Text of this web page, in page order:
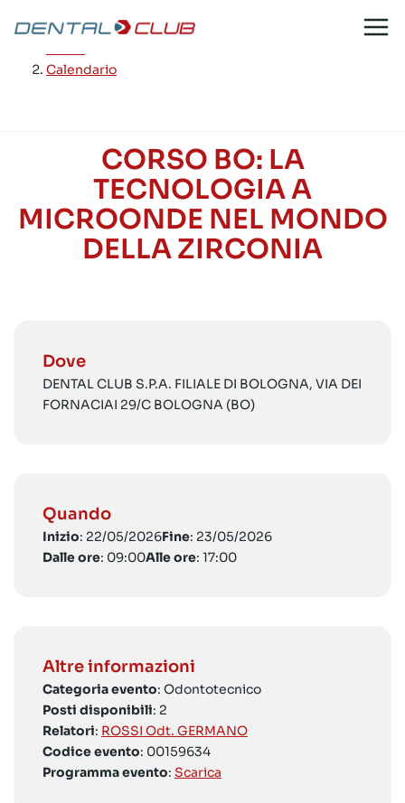
contenuto
Calendario
CORSO BO: LA
TECNOLOGIA A
MICROONDE NEL MONDO
DELLA ZIRCONIA
Dove
DENTAL CLUB S.P.A. FILIALE DI BOLOGNA, VIA DEI
FORNACIAI 29/C BOLOGNA (BO)
Quando
Inizio: 22/05/2026Fine: 23/05/2026
Dalle ore: 09:00Alle ore: 17:00
Altre informazioni
Categoria evento: Odontotecnico
Posti disponibili: 2
Relatori: ROSSI Odt. GERMANO
Codice evento: 00159634
Programma evento: Scarica